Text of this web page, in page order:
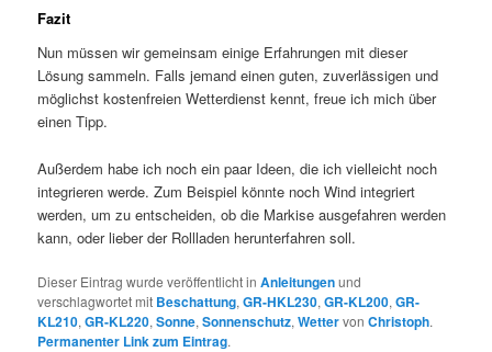
Fazit
Nun müssen wir gemeinsam einige Erfahrungen mit dieser
Lösung sammeln. Falls jemand einen guten, zuverlässigen und
möglichst kostenfreien Wetterdienst kennt, freue ich mich über
einen Tipp.
Außerdem habe ich noch ein paar Ideen, die ich vielleicht noch
integrieren werde. Zum Beispiel könnte noch Wind integriert
werden, um zu entscheiden, ob die Markise ausgefahren werden
kann, oder lieber der Rollladen herunterfahren soll.
Dieser Eintrag wurde veröffentlicht inAnleitungenund
verschlagwortet mit Beschattung,GR-HKL230,GR-KL200,GR-
KL210,GR-KL220,Sonne,Sonnenschutz,WettervonChristoph.
Permanenter Link zum Eintrag.